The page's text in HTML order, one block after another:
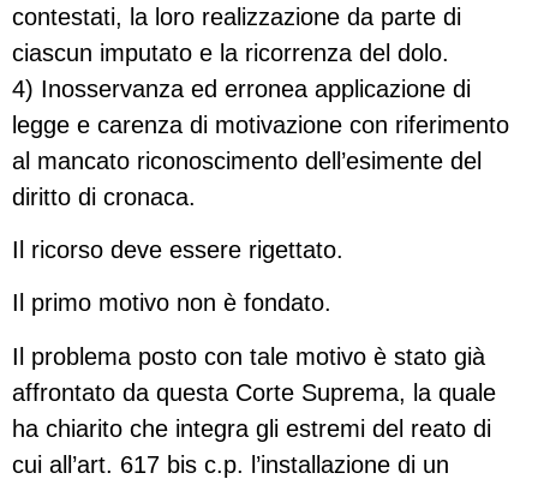
contestati, la loro realizzazione da parte di
ciascun imputato e la ricorrenza del dolo.
4) Inosservanza ed erronea applicazione di
legge e carenza di motivazione con riferimento
al mancato riconoscimento dell’esimente del
diritto di cronaca.
Il ricorso deve essere rigettato.
Il primo motivo non è fondato.
Il problema posto con tale motivo è stato già
affrontato da questa Corte Suprema, la quale
ha chiarito che integra gli estremi del reato di
cui all’art. 617 bis c.p. l’installazione di un